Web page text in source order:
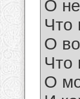
О
Что
О
Что
О